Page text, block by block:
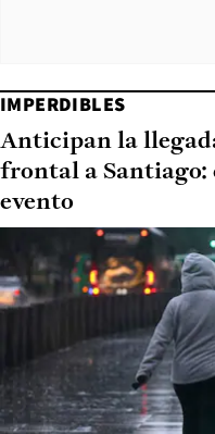
IMPERDIBLES
Anticipan la
frontal a Santiago:
evento